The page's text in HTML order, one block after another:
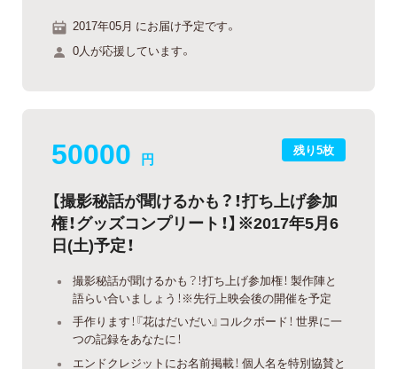
2017年05月 にお届け予定です。
0人が応援しています。
残り5枚
50000 円
【撮影秘話が聞けるかも？！打ち上げ参加
権！グッズコンプリート！】※2017年5月6
日(土)予定！
撮影秘話が聞けるかも？！打ち上げ参加権！ 製作陣と
語らい合いましょう！※先行上映会後の開催を予定
手作ります！『花はだいだい』コルクボード！ 世界に一
つの記録をあなたに！
エンドクレジットにお名前掲載！ 個人名を特別協賛と